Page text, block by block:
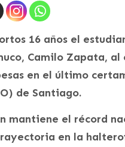
16 años el
Camilo Zapata,
en el último
de Santiago.
mantiene el récord
en la